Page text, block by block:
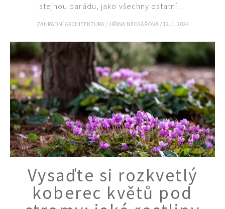
stejnou parádu, jako všechny ostatní....
ZAHRADNÍ ARCHITEKTURA / JIŘINA NECKÁŘOVÁ / 12. 1. 2024
Vysaďte si rozkvetlý
koberec květů pod